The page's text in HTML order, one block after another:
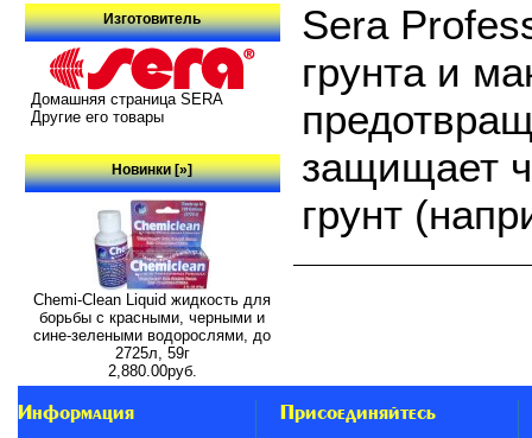
Изготовитель
Домашняя страница SERA
Другие его товары
Новинки [»]
Chemi-Clean Liquid жидкость для
борьбы с красными, черными и
сине-зелеными водорослями, до
2725л, 59г
2,880.00руб.
Sera
грунта и
защищает
грунт
Информация Присоединяйтесь